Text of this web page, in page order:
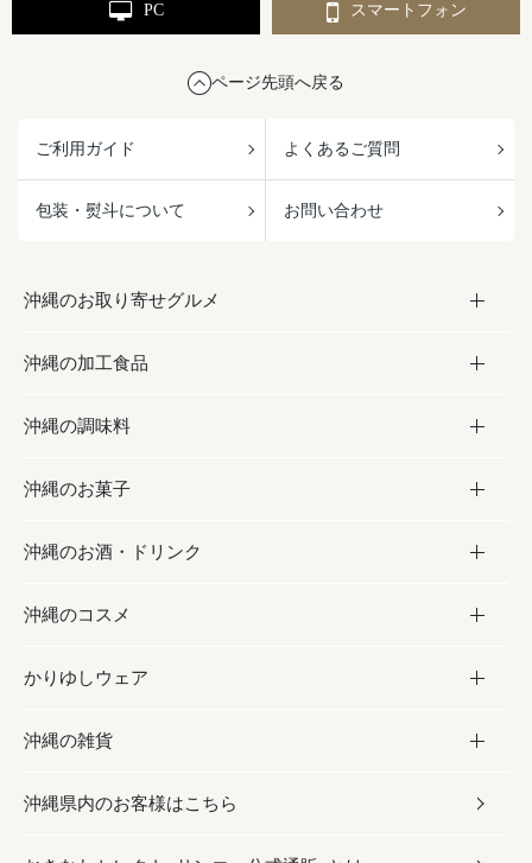
PC スマートフォン
ページ先頭へ戻る
ご利用ガイド よくあるご質問
包装・熨斗について お問い合わせ
沖縄のお取り寄せグルメ
お取り寄せグルメ
フルーツ・野菜
お肉
海産物
沖縄の加工食品
加工食品
缶詰／パウチ
沖縄料理
沖縄そば／乾麺
レトルト食品
乾物／粉類
沖縄の調味料
調味料
砂糖／黒砂糖
塩
お酢／ドレッシング
しょうゆ
みそ
沖縄のお菓子
お菓子
黒糖
ちんすこう
伝統菓子
スナック
沖縄のお酒・ドリンク
お酒・ドリンク
泡盛
ビール・チューハイ
ワイン・ウィスキー・カクテル
沖縄のコスメ
コスメ
スキンケア
ボディケア
かりゆしウェア
かりゆしウェア
メンズ
沖縄の雑貨
雑貨
沖縄県内のお客様はこちら